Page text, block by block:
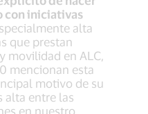
con iniciativas
alta
que prestan
movilidad en ALC,
mencionan esta
motivo de su
alta entre las
en nuestro